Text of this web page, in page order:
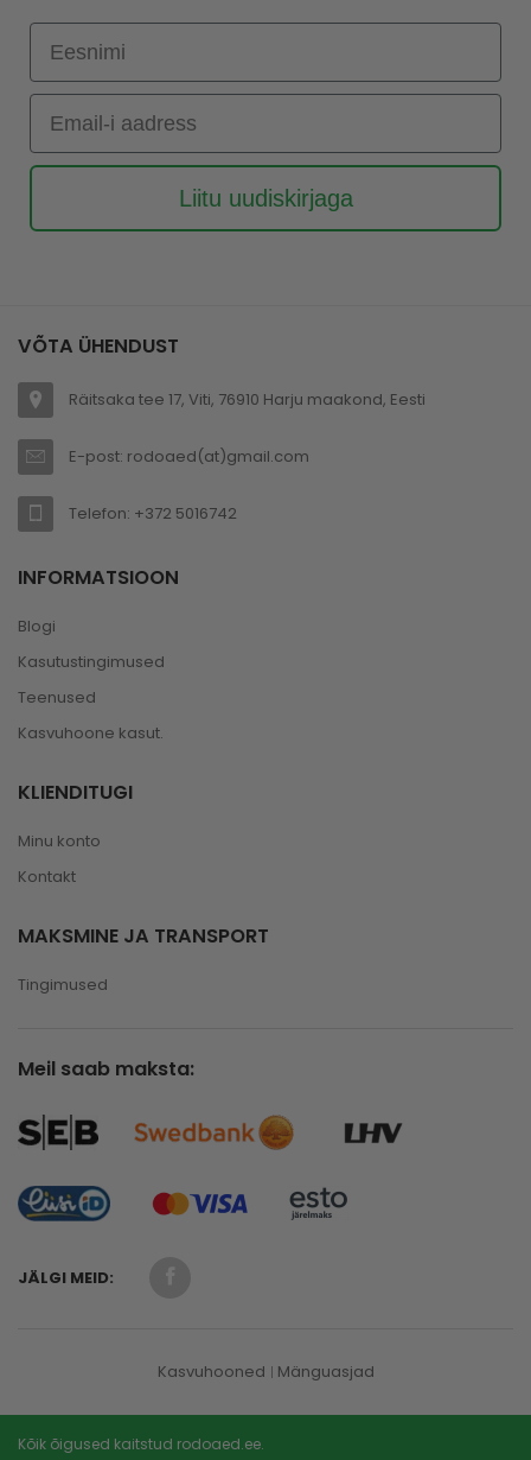
Eesnimi
Email-i aadress
Liitu uudiskirjaga
VÕTA ÜHENDUST
Räitsaka tee 17, Viti, 76910 Harju maakond, Eesti
E-post: rodoaed(at)gmail.com
Telefon: +372 5016742
INFORMATSIOON
Blogi
Kasutustingimused
Teenused
Kasvuhoone kasut.
KLIENDITUGI
Minu konto
Kontakt
MAKSMINE JA TRANSPORT
Tingimused
Meil saab maksta:
JÄLGI MEID:
Kasvuhooned Mänguasjad
Kõik õigused kaitstud rodoaed.ee.